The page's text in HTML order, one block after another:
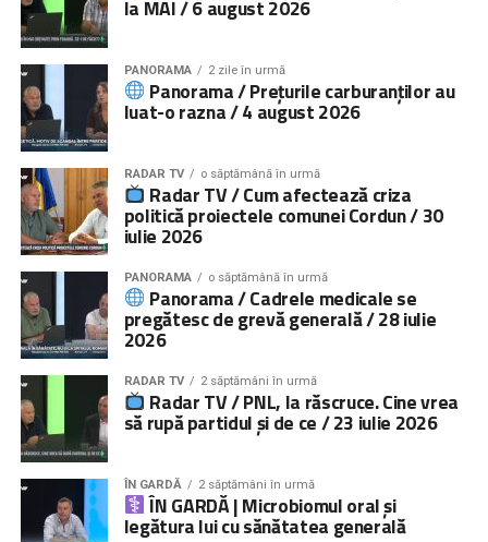
la MAI / 6 august 2026
PANORAMA 2 zile în urmă
Panorama / Prețurile carburanților au
luat-o razna / 4 august 2026
RADAR TV o săptămână în urmă
Radar TV / Cum afectează criza
politică proiectele comunei Cordun / 30
iulie 2026
PANORAMA o săptămână în urmă
Panorama / Cadrele medicale se
pregătesc de grevă generală / 28 iulie
2026
RADAR TV 2 săptămâni în urmă
Radar TV / PNL, la răscruce. Cine vrea
să rupă partidul și de ce / 23 iulie 2026
ÎN GARDĂ 2 săptămâni în urmă
ÎN GARDĂ | Microbiomul oral și
legătura lui cu sănătatea generală